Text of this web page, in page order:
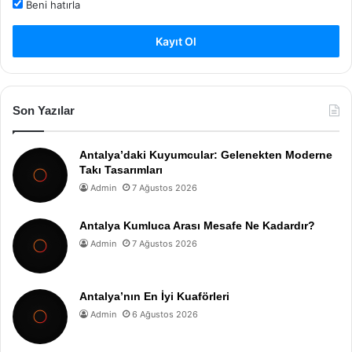
Beni hatırla
Kayıt Ol
Son Yazılar
Antalya’daki Kuyumcular: Gelenekten Moderne
Takı Tasarımları
Admin 7 Ağustos 2026
Antalya Kumluca Arası Mesafe Ne Kadardır?
Admin 7 Ağustos 2026
Antalya’nın En İyi Kuaförleri
Admin 6 Ağustos 2026